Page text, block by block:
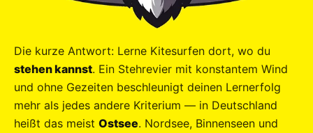
Die kurze Antwort: Lerne Kitesurfen dort, wo du
stehen kannst. Ein Stehrevier mit konstantem Wind
und ohne Gezeiten beschleunigt deinen Lernerfolg
mehr als jedes andere Kriterium — in Deutschland
heißt das meist Ostsee. Nordsee, Binnenseen und